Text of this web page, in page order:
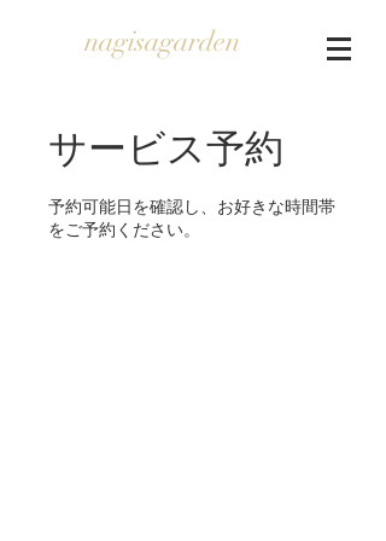
nagisagarden
サービス予約
予約可能日を確認し、お好きな時間帯
をご予約ください。